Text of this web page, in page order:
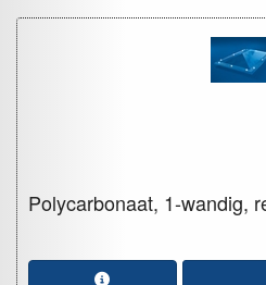
Polycarbonaat, 1-wandig,